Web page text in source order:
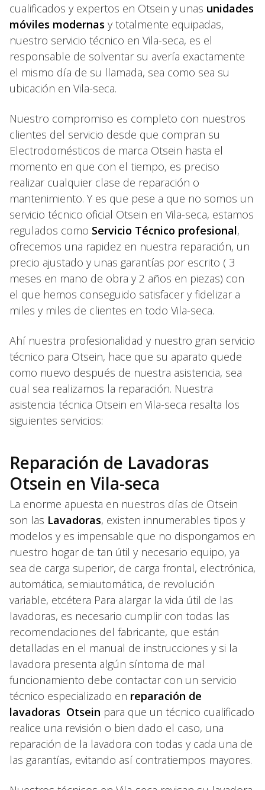
cualificados y expertos en Otsein y unas unidades
móviles modernas y totalmente equipadas,
nuestro servicio técnico en Vila-seca, es el
responsable de solventar su avería exactamente
el mismo día de su llamada, sea como sea su
ubicación en Vila-seca.
Nuestro compromiso es completo con nuestros
clientes del servicio desde que compran su
Electrodomésticos de marca Otsein hasta el
momento en que con el tiempo, es preciso
realizar cualquier clase de reparación o
mantenimiento. Y es que pese a que no somos un
servicio técnico oficial Otsein en Vila-seca, estamos
regulados como Servicio Técnico profesional,
ofrecemos una rapidez en nuestra reparación, un
precio ajustado y unas garantías por escrito ( 3
meses en mano de obra y 2 años en piezas) con
el que hemos conseguido satisfacer y fidelizar a
miles y miles de clientes en todo Vila-seca.
Ahí nuestra profesionalidad y nuestro gran servicio
técnico para Otsein, hace que su aparato quede
como nuevo después de nuestra asistencia, sea
cual sea realizamos la reparación. Nuestra
asistencia técnica Otsein en Vila-seca resalta los
siguientes servicios:
Reparación de Lavadoras
Otsein en Vila-seca
La enorme apuesta en nuestros días de Otsein
son las Lavadoras, existen innumerables tipos y
modelos y es impensable que no dispongamos en
nuestro hogar de tan útil y necesario equipo, ya
sea de carga superior, de carga frontal, electrónica,
automática, semiautomática, de revolución
variable, etcétera Para alargar la vida útil de las
lavadoras, es necesario cumplir con todas las
recomendaciones del fabricante, que están
detalladas en el manual de instrucciones y si la
lavadora presenta algún síntoma de mal
funcionamiento debe contactar con un servicio
técnico especializado en reparación de
lavadoras Otsein para que un técnico cualificado
realice una revisión o bien dado el caso, una
reparación de la lavadora con todas y cada una de
las garantías, evitando así contratiempos mayores.